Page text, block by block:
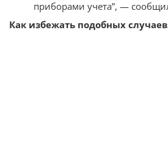
приборами учета”, —
Как избежать подобных